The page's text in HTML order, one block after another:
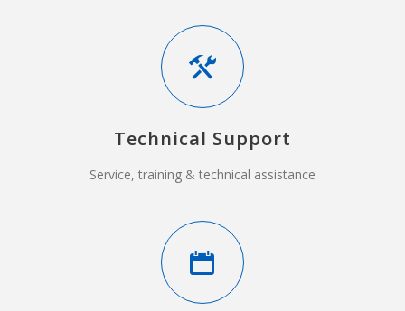
Technical Support
Service, training & technical assistance